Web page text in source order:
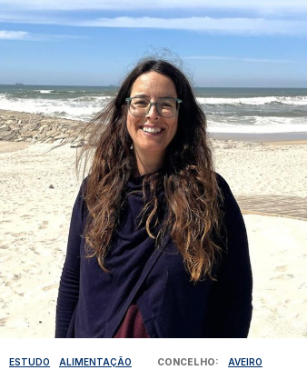
ESTUDO ALIMENTAÇÃO CONCELHO AVEIRO